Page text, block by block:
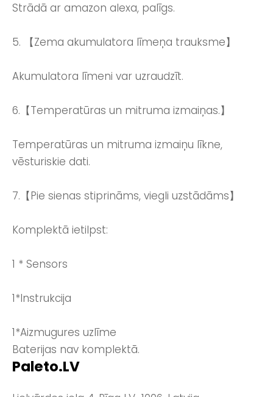
Paleto.LV
Strādā ar amazon alexa, palīgs.
5. 【Zema akumulatora līmeņa trauksme】
Akumulatora līmeni var uzraudzīt.
6.【Temperatūras un mitruma izmaiņas.】
Temperatūras un mitruma izmaiņu līkne,
vēsturiskie dati.
7.【Pie sienas stiprināms, viegli uzstādāms】
Komplektā ietilpst:
1 * Sensors
1*Instrukcija
1*Aizmugures uzlīme
Baterijas nav komplektā.